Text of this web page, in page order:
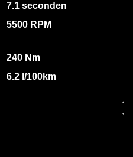
7.1 seconden
5500 RPM
240 Nm
6.2 l/100km